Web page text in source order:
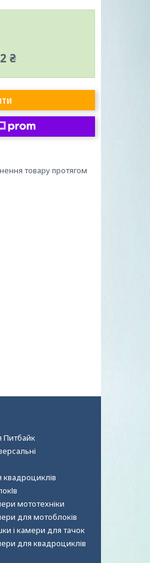
₴
товару протягом
Питбайк
квадроциклів
мототехніки
для мотоблоків
і камери для тачок
для квадроциклів